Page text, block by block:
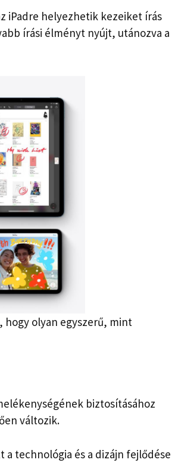
iPadre helyezhetik kezeiket írás
írási élményt nyújt, utánozva a
hogy olyan egyszerű, mint
biztosításához
változik.
a technológia és a dizájn fejlődése